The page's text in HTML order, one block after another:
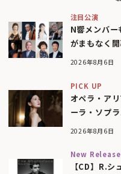
注目公演
N響メンバ
がまもなく
2026年8月6日
PICK UP
オペラ・ア
ーラ・ソプ
2026年8月6日
New
【CD】R.